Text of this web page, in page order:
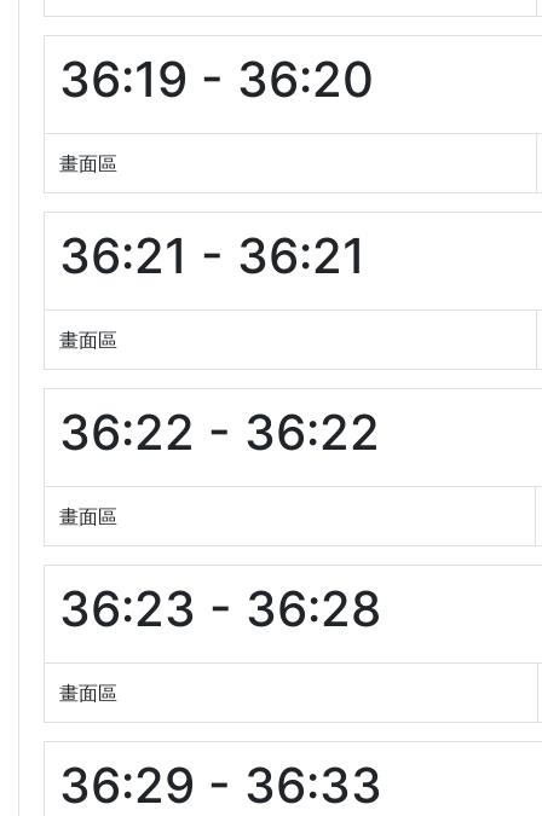
36:19 - 36:20
畫面區
36:21 - 36:21
畫面區
36:22 - 36:22
畫面區
36:23 - 36:28
畫面區
36:29 - 36:33